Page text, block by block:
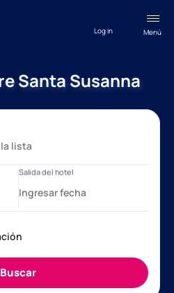
Menú
Log in
Santa Susanna